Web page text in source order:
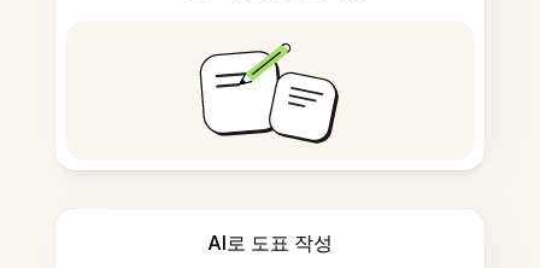
AI로 도표 작성